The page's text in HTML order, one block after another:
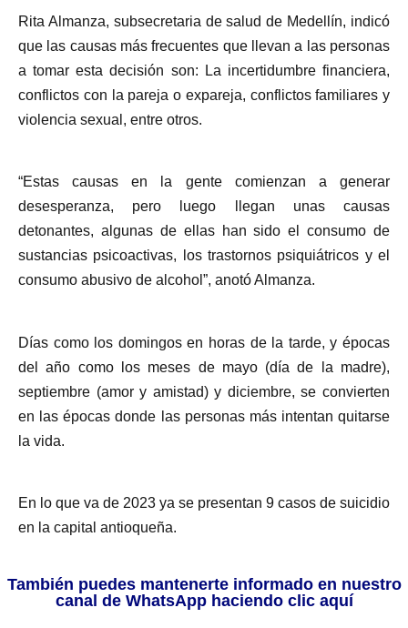
Rita Almanza, subsecretaria de salud de Medellín, indicó
que las causas más frecuentes que llevan a las personas
a tomar esta decisión son: La incertidumbre financiera,
conflictos con la pareja o expareja, conflictos familiares y
violencia sexual, entre otros.
“Estas causas en la gente comienzan a generar
desesperanza, pero luego llegan unas causas
detonantes, algunas de ellas han sido el consumo de
sustancias psicoactivas, los trastornos psiquiátricos y el
consumo abusivo de alcohol”, anotó Almanza.
Días como los domingos en horas de la tarde, y épocas
del año como los meses de mayo (día de la madre),
septiembre (amor y amistad) y diciembre, se convierten
en las épocas donde las personas más intentan quitarse
la vida.
En lo que va de 2023 ya se presentan 9 casos de suicidio
en la capital antioqueña.
También puedes mantenerte informado en nuestro
canal de WhatsApp haciendo clic aquí